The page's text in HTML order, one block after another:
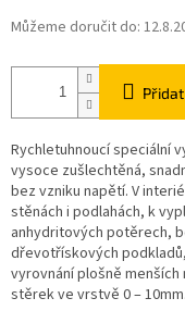
Můžeme doručit do:
Rychletuhnoucí speciální
vysoce zušlechtěná,
bez vzniku napětí. V
stěnách i podlahách, k
anhydritových potěrech,
dřevotřískových
vyrovnání plošně
stěrek ve vrstvě 0 – 10mm.